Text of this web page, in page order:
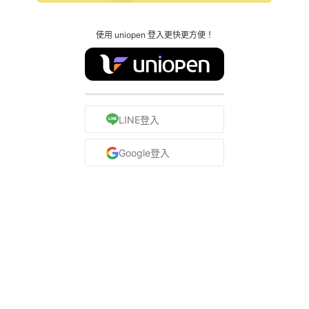
使用 uniopen 登入更快更方便！
LINE登入
Google登入